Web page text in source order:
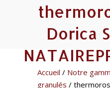
Dorica
Accueil / Notre
granulés /